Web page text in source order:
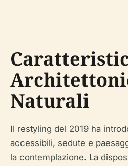
Naturali
Il restyling del 2019 ha
accessibili, sedute e
la contemplazione. La